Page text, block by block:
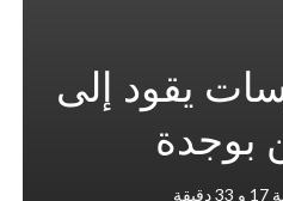
يقود إلى
بوجدة